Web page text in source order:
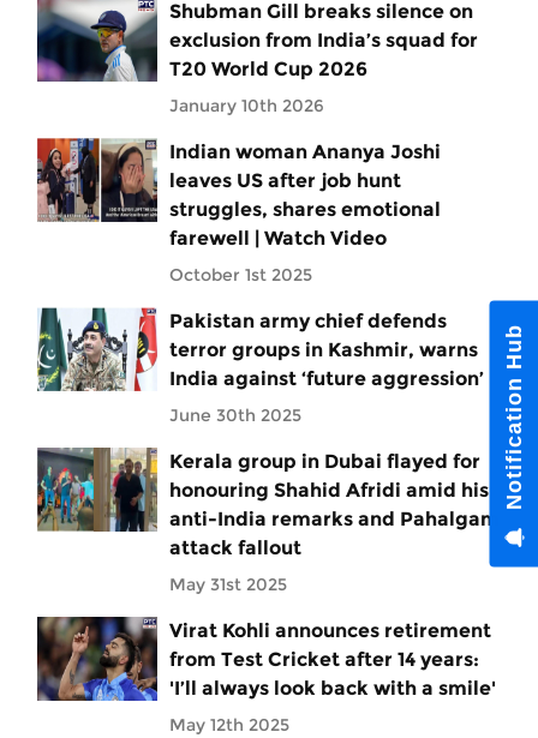
Shubman Gill breaks silence on
exclusion from India’s squad for
T20 World Cup 2026
January 10th 2026
Indian woman Ananya Joshi
leaves US after job hunt
struggles, shares emotional
farewell | Watch Video
October 1st 2025
Pakistan army chief defends
terror groups in Kashmir, warns
India against ‘future aggression’
June 30th 2025
Kerala group in Dubai flayed for
honouring Shahid Afridi amid his
anti-India remarks and Pahalgam
attack fallout
May 31st 2025
Virat Kohli announces retirement
from Test Cricket after 14 years:
'I’ll always look back with a smile'
May 12th 2025
Notification Hub